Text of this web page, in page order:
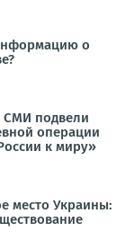
о
СМИ подвели
операции
к миру»
место Украины: